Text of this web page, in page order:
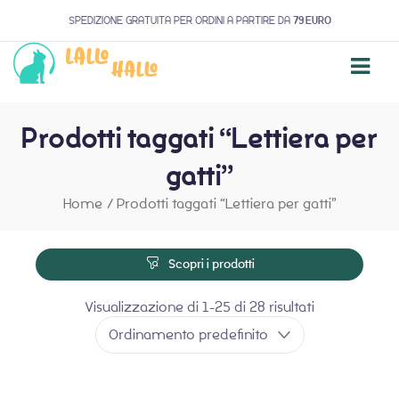
SPEDIZIONE GRATUITA PER ORDINI A PARTIRE DA 79 EURO
Prodotti taggati “Lettiera per
gatti”
Home / Prodotti taggati “Lettiera per gatti”
Scopri i prodotti
Visualizzazione di 1-25 di 28 risultati
Ordinamento predefinito